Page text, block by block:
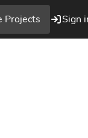
Projects Sign